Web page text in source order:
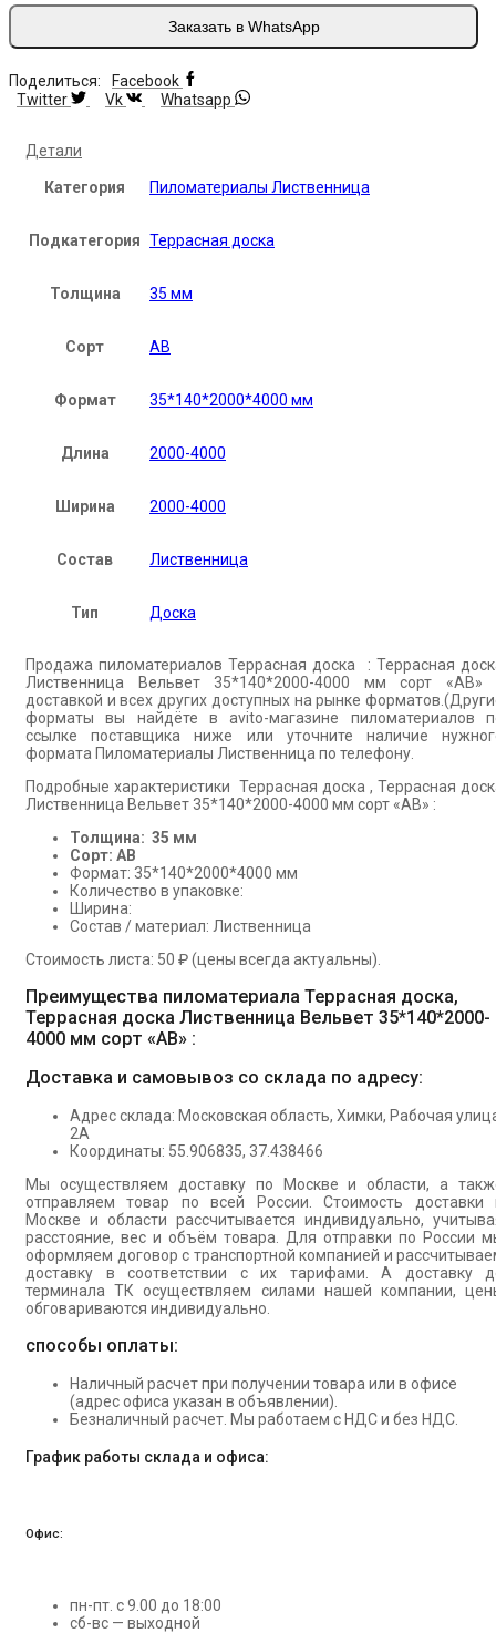
Заказать в WhatsApp
Поделиться:
Facebook
Twitter
Vk Whatsapp
Детали
Категория Пиломатериалы Лиственница
Подкатегория Террасная доска
Толщина 35 мм
Сорт АВ
Формат 35*140*2000*4000 мм
Длина 2000-4000
Ширина 2000-4000
Состав Лиственница
Тип Доска
Продажа пиломатериалов Террасная доска : Террасная
Лиственница Вельвет 35*140*2000-4000 мм сорт «АВ»
доставкой и всех других доступных на рынке
форматы вы найдёте в avito-магазине пиломатериалов
ссылке поставщика ниже или уточните наличие
формата Пиломатериалы Лиственница по телефону.
Подробные характеристики Террасная доска , Террасная
Лиственница Вельвет 35*140*2000-4000 мм сорт «АВ» :
Толщина: 35 мм
Сорт: АВ
Формат: 35*140*2000*4000 мм
Количество в упаковке:
Ширина:
Состав / материал: Лиственница
Стоимость листа: 50 ₽ (цены всегда актуальны).
Преимущества пиломатериала Террасная доска,
Террасная доска Лиственница Вельвет 35*140*2000-
4000 мм сорт «АВ» :
Доставка и самовывоз со склада по адресу:
Адрес склада: Московская область, Химки, Рабочая
2А
Координаты: 55.906835, 37.438466
Мы осуществляем доставку по Москве и области, а
отправляем товар по всей России. Стоимость доставки
Москве и области рассчитывается индивидуально,
расстояние, вес и объём товара. Для отправки по России
оформляем договор с транспортной компанией и
доставку в соответствии с их тарифами. А доставку
терминала ТК осуществляем силами нашей компании,
обговариваются индивидуально.
способы оплаты:
Наличный расчет при получении товара или в офисе
(адрес офиса указан в объявлении).
Безналичный расчет. Мы работаем с НДС и без НДС.
График работы склада и офиса:
Офис:
пн-пт. с 9.00 до 18:00
сб-вс — выходной